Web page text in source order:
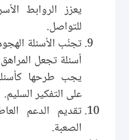
يعزز الروابط
للتواصل.
تجنُب الأسئلة
أسئلة تجعل
يجب طرحها
على التفكير السليم.
تقديم الدعم
الصعبة.